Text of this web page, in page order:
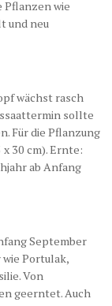
wie
und neu
wächst rasch
sollte
Für die Pflanzung
30 cm). Ernte:
ab Anfang
September
Portulak,
Von
geerntet. Auch